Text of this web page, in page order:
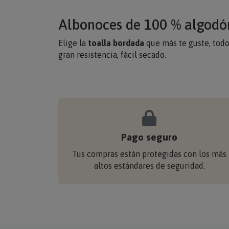
Albonoces de 100 %
Elige la toalla bordada que más te guste,
gran resistencia, fácil secado.
Pago seguro
Tus compras están protegidas con los más
altos estándares de seguridad.